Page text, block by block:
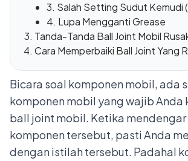
3. Salah Setting Sudut Kemudi
4. Lupa Mengganti Grease
Tanda-Tanda Ball Joint Mobil
Cara Memperbaiki Ball Joint Yang
Bicara soal komponen mobil, ada
komponen mobil yang wajib Anda
ball joint mobil. Ketika mendengar
komponen tersebut, pasti Anda
dengan istilah tersebut. Padahal